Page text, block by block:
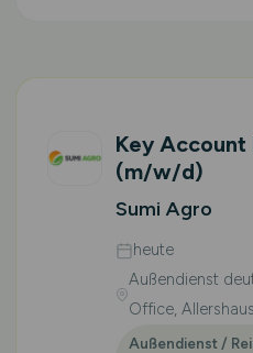
Key Account
(m/w/d)
Sumi Agro
heute
Außendienst
Office,
Außendienst /